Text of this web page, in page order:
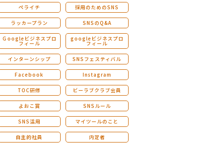
ペライチ 採用のためのSNS
ラッカープラン SNSのQ&A
Ｇoogleビジネスプロ
フィール
googleビジネスプロ
フィール
インターンシップ SNSフェスティバル
Facebook Instagram
TOC研修 ビーラブクラブ会員
よおこ賞 SNSルール
SNS活用 マイツールのこと
自主的社員 内定者